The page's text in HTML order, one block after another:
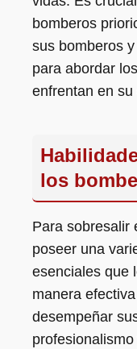
bomberos
sus bomberos
para abordar
enfrentan en
los
Para sobresalir
poseer una
esenciales que
manera
desempeñar